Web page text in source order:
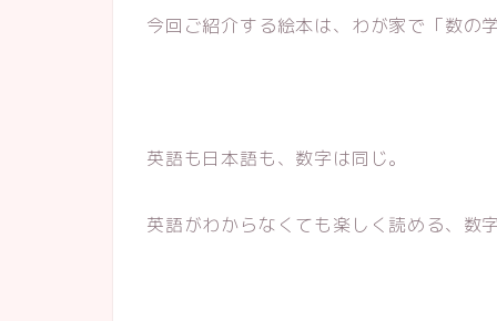
今回ご紹介する絵本は、わが家で「数の
英語も日本語も、数字は同じ。
英語がわからなくても楽しく読める、数